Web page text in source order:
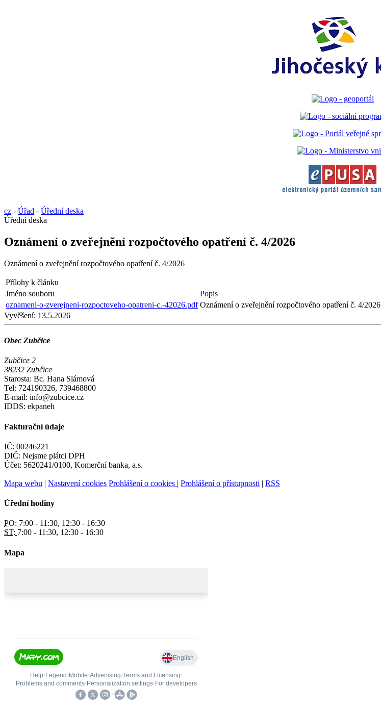
cz - Úřad - Úřední deska
Úřední deska
Oznámení o zveřejnění rozpočtového opatření č. 4/2026
Oznámení o zveřejnění rozpočtového opatření č. 4/2026
Přílohy k článku
Jméno souboru
Popis
oznameni-o-zverejneni-rozpoctoveho-opatreni-c.-42026.pdf Oznámení o zveřejnění rozpočtového opatření č. 4/2026
Vyvěšení: 13.5.2026
Obec Zubčice
Zubčice 2
38232 Zubčice
Starosta: Bc. Hana Slámová
Tel: 724190326, 739468800
E-mail: info@zubcice.cz
IDDS: ekpaneh
Fakturační údaje
IČ: 00246221
DIČ: Nejsme plátci DPH
Účet: 5620241/0100, Komerční banka, a.s.
Mapa webu | Nastavení cookies Prohlášení o cookies | Prohlášení o přístupnosti | RSS
Úřední hodiny
PO: 7:00 - 11:30, 12:30 - 16:30
ST: 7:00 - 11:30, 12:30 - 16:30
Mapa